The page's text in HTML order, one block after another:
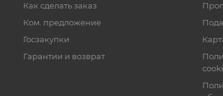
Как сделать заказ
Ком. предложение
Госзакупки
Гарантии и возврат